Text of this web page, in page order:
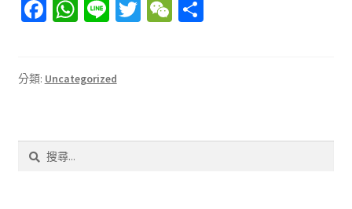
Fa
o
k
W
sA
p
Li T W 分
分類: Uncategorized